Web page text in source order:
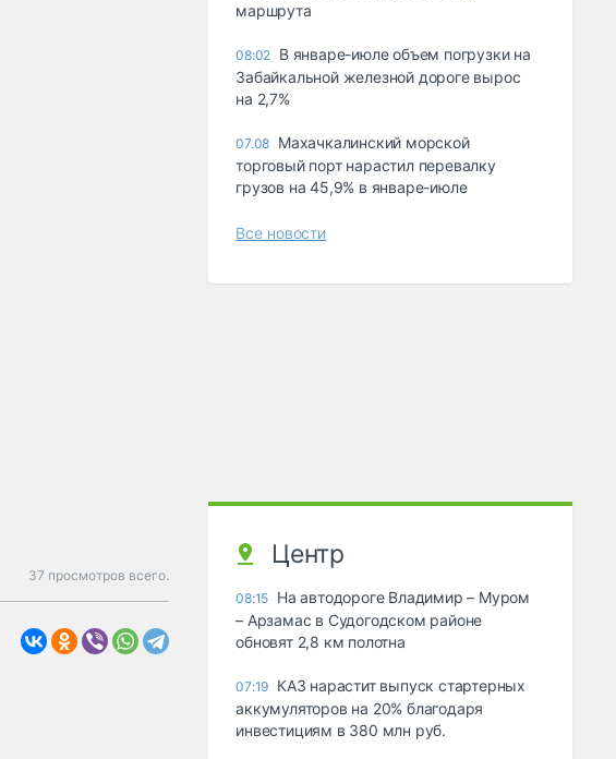
37 просмотров всего.
маршрута
08:02 В январе-июле объем погрузки на
Забайкальной железной дороге вырос
на 2,7%
07.08 Махачкалинский морской
торговый порт нарастил перевалку
грузов на 45,9% в январе-июле
Все новости
Центр
08:15 На автодороге Владимир – Муром
– Арзамас в Судогодском районе
обновят 2,8 км полотна
07:19 КАЗ нарастит выпуск стартерных
аккумуляторов на 20% благодаря
инвестициям в 380 млн руб.